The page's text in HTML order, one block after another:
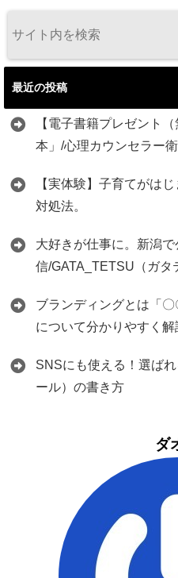
最近の投稿
【電子書籍プレゼント
本」/心理カウンセラー
【実体験】子育てがは
対処法。
大好きが仕事に。新潟
信/GATA_TETSU（ガタ
ブランディングとは「
について分かりやすく解
SNSにも使える！選ば
ール）の書き方
ダ